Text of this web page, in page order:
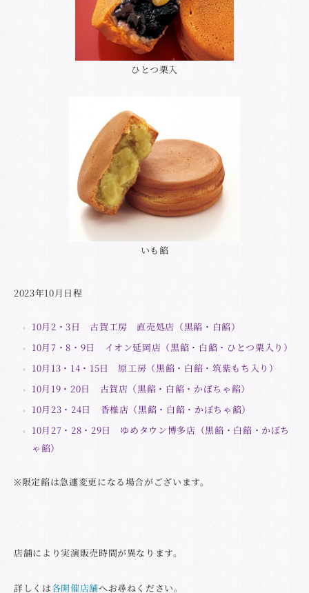
ひとつ栗入
いも餡
2023年10月日程
10月2・3日 古賀工房 直売処店（黒餡・白餡）
10月7・8・9日 イオン延岡店（黒餡・白餡・ひとつ栗入り）
10月13・14・15日 原工房（黒餡・白餡・筑紫もち入り）
10月19・20日 古賀店（黒餡・白餡・かぼちゃ餡）
10月23・24日 香椎店（黒餡・白餡・かぼちゃ餡）
10月27・28・29日 ゆめタウン博多店（黒餡・白餡・かぼち
ゃ餡）
※限定餡は急遽変更になる場合がございます。
店舗により実演販売時間が異なります。
詳しくは各開催店舗へお尋ねください。